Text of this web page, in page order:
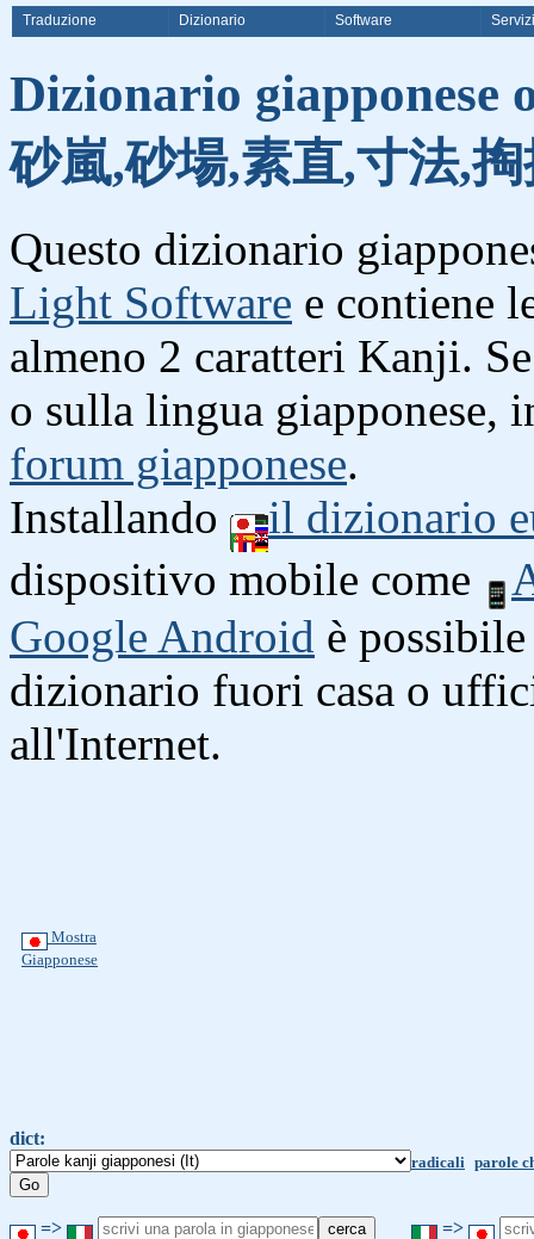
Traduzione Dizionario Software Servizi
Dizionario giapponese
砂嵐,砂場,素直,寸法,
Questo dizionario
Light Software e contiene
almeno 2 caratteri Kanji.
o sulla lingua giapponese,
forum giapponese.
Installando
il dizionario
dispositivo mobile come
Google Android è
dizionario fuori casa o
all'Internet.
Mostra
Giapponese
dict:
radicali parole
=> =>